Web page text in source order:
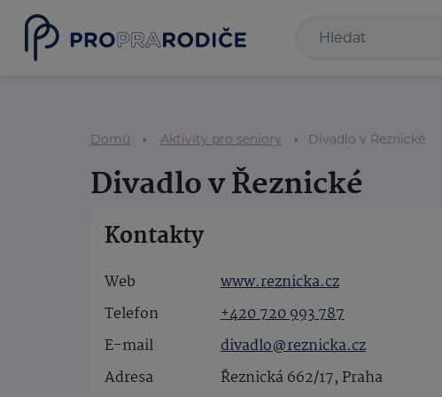
Domů Aktivity pro seniory Divadlo v Řeznické
Divadlo v Řeznické
Kontakty
Web
www.reznicka.cz
Telefon
+420 720 993 787
E-mail
divadlo@reznicka.cz
Adresa
Řeznická 662/17, Praha